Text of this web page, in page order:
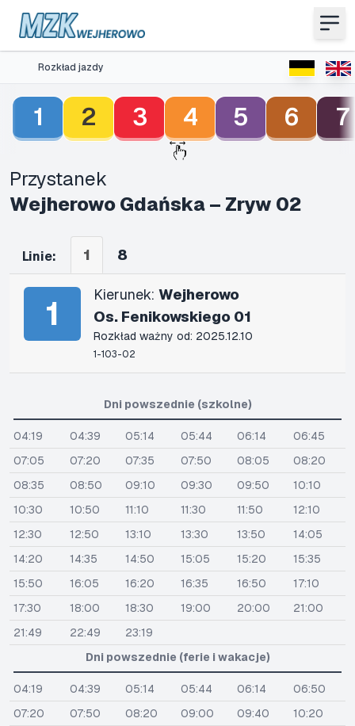
Rozkład jazdy
1 2 3 4 5 6 7
Przystanek
Wejherowo Gdańska – Zryw 02
Linie: 1 8
1 Kierunek: Wejherowo
Os. Fenikowskiego 01
Rozkład ważny od: 2025.12.10
1-103-02
Dni powszednie (szkolne)
04:19 04:39 05:14 05:44 06:14
06:45
07:05
07:20 07:35 07:50 08:05
08:20
08:35
08:50 09:10 09:30 09:50
10:10
10:30
10:50 11:10 11:30 11:50
12:10
12:30
12:50 13:10 13:30 13:50
14:05
14:20
14:35 14:50 15:05 15:20
15:35
15:50
16:05 16:20 16:35 16:50
17:10
17:30
18:00 18:30 19:00 20:00
21:00
21:49
22:49
23:19
Dni powszednie (ferie i wakacje)
04:19 04:39 05:14 05:44 06:14
06:50
07:20
07:50 08:20 09:00 09:40
10:20